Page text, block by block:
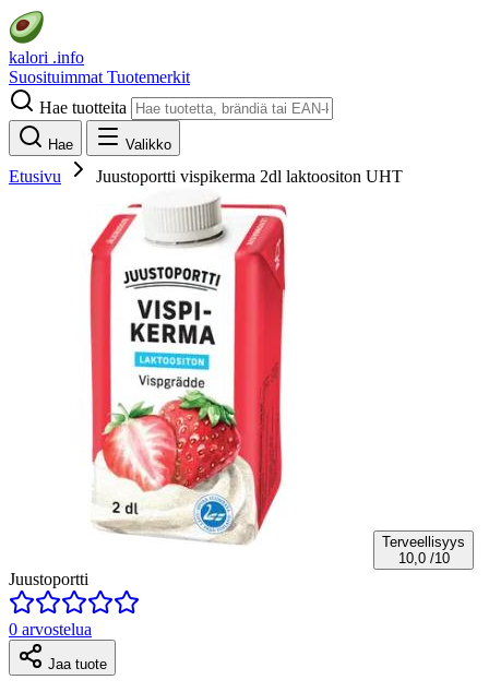
kalori .info
Suosituimmat Tuotemerkit
Hae tuotteita
Hae Valikko
Etusivu Juustoportti vispikerma 2dl laktoositon UHT
Terveellisyys
10,0 /10
Juustoportti
0 arvostelua
Jaa tuote